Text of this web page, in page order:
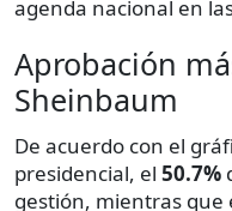
agenda nacional en
Aprobación
Sheinbaum
De acuerdo con el
presidencial, el 50.7%
gestión, mientras que